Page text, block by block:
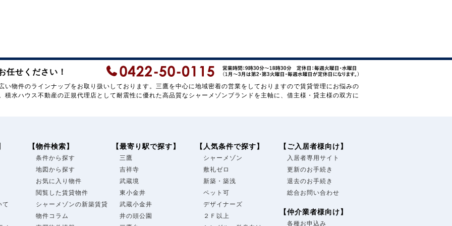
任せください！
い物件のラインナップをお取り扱いしております。三鷹を中心に地域密着の営業をしておりますので賃貸管理にお悩みの
積水ハウス不動産の正規代理店として耐震性に優れた高品質なシャーメゾンブランドを主軸に、借主様・貸主様の双方に
て
【物件検索】
条件から探す
地図から探す
お気に入り物件
閲覧した賃貸物件
シャーメゾンの新築賃貸
物件コラム
【最寄り駅で探す】
三鷹
吉祥寺
武蔵境
東小金井
武蔵小金井
井の頭公園
【人気条件で探す】
シャーメゾン
敷礼ゼロ
新築・築浅
ペット可
デザイナーズ
２Ｆ以上
【ご入居者様向け】
入居者専用サイト
更新のお手続き
退去のお手続き
総合お問い合わせ
【仲介業者様向け】
各種お申込み